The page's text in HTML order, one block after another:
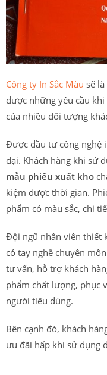
Công ty In Sắc Màu sẽ
được những yêu cầu
của nhiều đối tượng
Được đầu tư công nghệ
đại. Khách hàng khi sử
mẫu phiếu xuất kho
kiệm được thời gian.
phẩm có màu sắc, chi
Đội ngũ nhân viên thiết
có tay nghề chuyên
tư vấn, hỗ trợ khách
phẩm chất lượng, phục
người tiêu dùng.
Bên cạnh đó, khách
ưu đãi hấp khi sử dụng